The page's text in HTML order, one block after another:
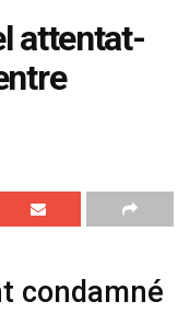
attentat-
condamné